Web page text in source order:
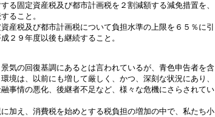
る固定資産税及び都市計画税を２割減額する減免措置を、
ること。
産税及び都市計画税について負担水準の上限を６５％に引
２９年度以後も継続すること。
気の回復基調にあるとは言われているが、青色申告者を含
境は、以前にも増して厳しく、かつ、深刻な状況にあり、
事情の悪化、後継者不足など、様々な危機にさらされてい
加え、消費税を始めとする税負担の増加の中で、私たち小